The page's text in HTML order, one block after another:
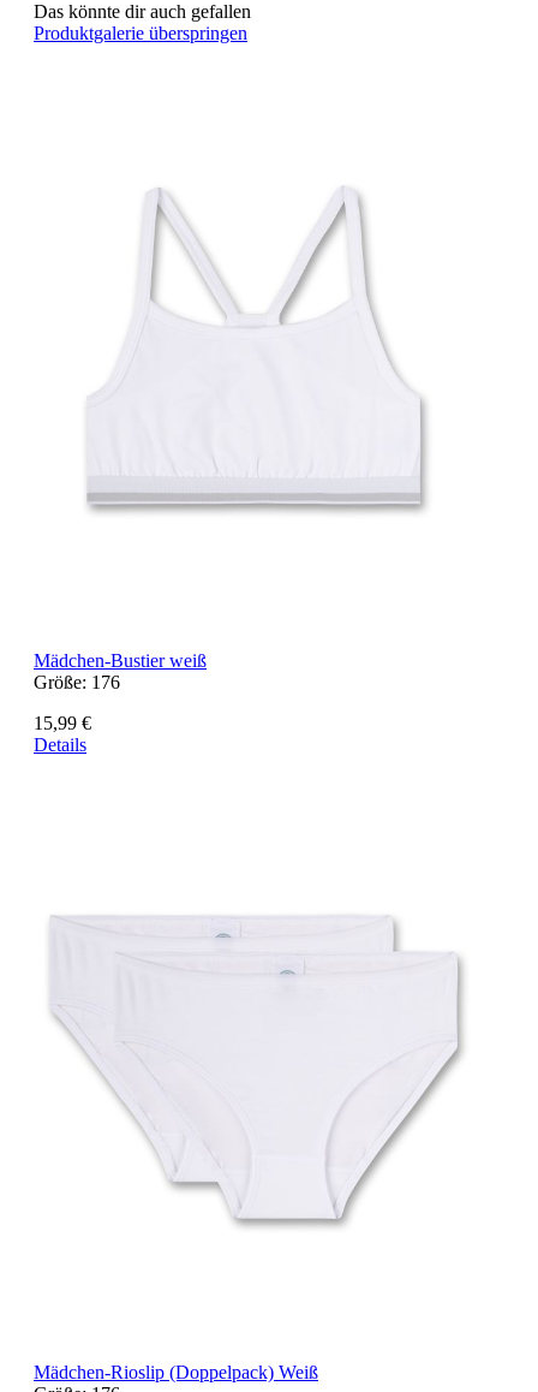
Das könnte dir auch gefallen
Produktgalerie überspringen
Mädchen-Bustier weiß
Größe: 176
15,99 €
Details
Mädchen-Rioslip (Doppelpack) Weiß